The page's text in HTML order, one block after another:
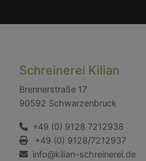
Schreinerei Kilian
Brennerstraße 17
90592 Schwarzenbruck
+49 (0) 9128 7212938
+49 (0) 9128/7212937
info@kilian-schreinerei.de